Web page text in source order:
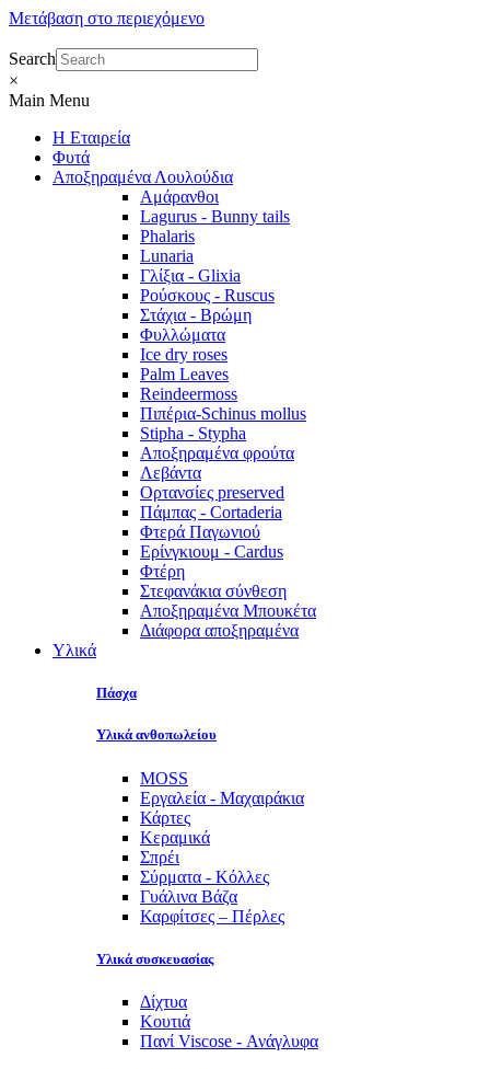
Μετάβαση στο περιεχόμενο
Search
×
Main Menu
Η Εταιρεία
Φυτά
Αποξηραμένα Λουλούδια
Αμάρανθοι
Lagurus - Bunny tails
Phalaris
Lunaria
Γλίξια - Glixia
Ρούσκους - Ruscus
Στάχια - Βρώμη
Φυλλώματα
Ice dry roses
Palm Leaves
Reindeermoss
Πιπέρια-Schinus mollus
Stipha - Stypha
Αποξηραμένα φρούτα
Λεβάντα
Ορτανσίες preserved
Πάμπας - Cortaderia
Φτερά Παγωνιού
Ερίνγκιουμ - Cardus
Φτέρη
Στεφανάκια σύνθεση
Αποξηραμένα Μπουκέτα
Διάφορα αποξηραμένα
Υλικά
Πάσχα
Υλικά ανθοπωλείου
MOSS
Εργαλεία - Μαχαιράκια
Κάρτες
Κεραμικά
Σπρέι
Σύρματα - Κόλλες
Γυάλινα Βάζα
Καρφίτσες – Πέρλες
Υλικά συσκευασίας
Δίχτυα
Κουτιά
Πανί Viscose - Ανάγλυφα